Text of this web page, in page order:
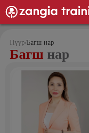
Нүүр/Багш нар
Багш нар